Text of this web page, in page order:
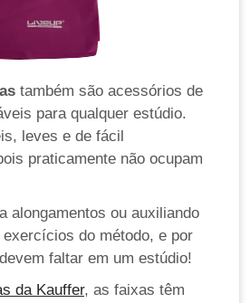
também são acessórios de
para qualquer estúdio.
leves e de fácil
praticamente não ocupam
alongamentos ou auxiliando
do método, e por
faltar em um estúdio!
da Kauffer, as faixas têm